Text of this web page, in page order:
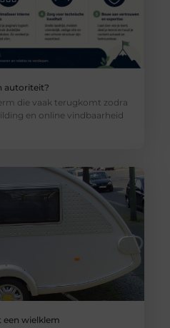
autoriteit?
die vaak terugkomt zodra
en online vindbaarheid
een wielklem